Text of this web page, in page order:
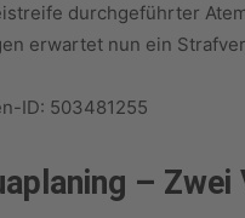
durchgeführter
erwartet nun ein
ID: 503481255
–